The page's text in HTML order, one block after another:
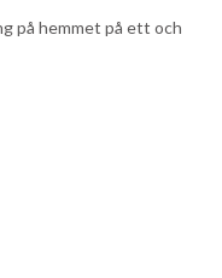
på hemmet på ett och